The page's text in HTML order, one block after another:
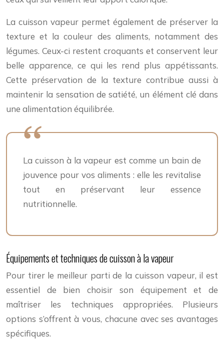
La cuisson vapeur permet également de préserver la
texture et la couleur des aliments, notamment des
légumes. Ceux-ci restent croquants et conservent leur
belle apparence, ce qui les rend plus appétissants.
Cette préservation de la texture contribue aussi à
maintenir la sensation de satiété, un élément clé dans
une alimentation équilibrée.
La cuisson à la vapeur est comme un bain de
jouvence pour vos aliments : elle les revitalise
tout en préservant leur essence
nutritionnelle.
Équipements et techniques de cuisson à la vapeur
Pour tirer le meilleur parti de la cuisson vapeur, il est
essentiel de bien choisir son équipement et de
maîtriser les techniques appropriées. Plusieurs
options s’offrent à vous, chacune avec ses avantages
spécifiques.